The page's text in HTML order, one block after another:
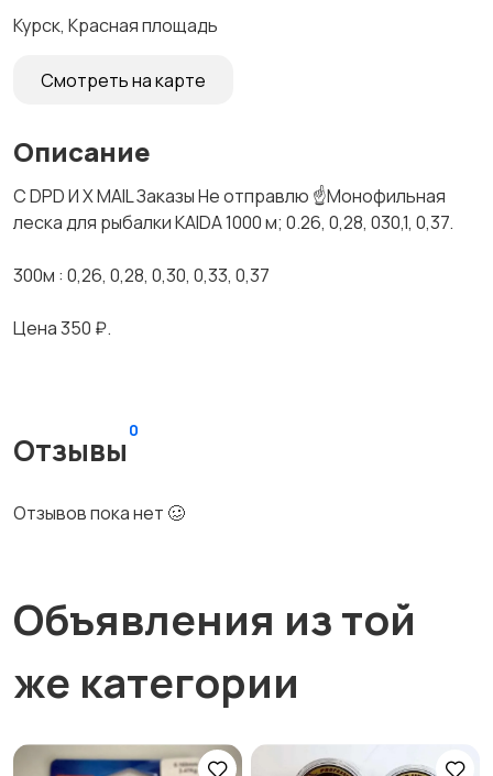
Курск, Красная площадь
Смотреть на карте
Описание
С DPD И X MAIL Заказы Не отправлю ☝️Монофильная
леска для рыбалки KAIDA 1000 м; 0.26, 0,28, 030,1, 0,37.
300м : 0,26, 0,28, 0,30, 0,33, 0,37
Цена 350 ₽.
Отзывы
0
Отзывов пока нет 🥴
Объявления из той
же категории